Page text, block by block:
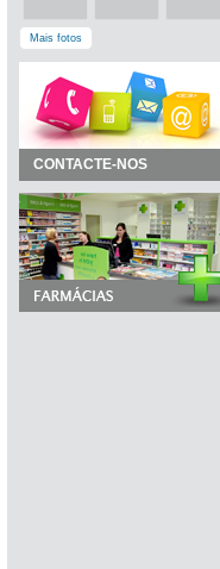
Mais fotos
CONTACTE-NOS